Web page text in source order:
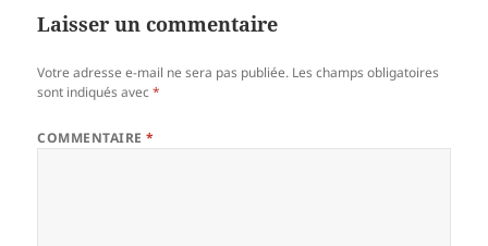
Laisser un commentaire
Votre adresse e-mail ne sera pas publiée. Les champs obligatoires
sont indiqués avec*
COMMENTAIRE*